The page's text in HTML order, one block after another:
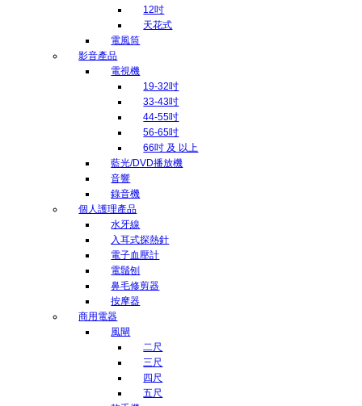
12吋
天花式
電風筒
影音產品
電視機
19-32吋
33-43吋
44-55吋
56-65吋
66吋 及 以上
藍光/DVD播放機
音響
錄音機
個人護理產品
水牙線
入耳式探熱針
電子血壓計
電鬚刨
鼻毛修剪器
按摩器
商用電器
風閘
二尺
三尺
四尺
五尺